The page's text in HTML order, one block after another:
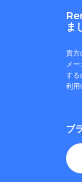
ま
貴方
メ
する
利用
ブ